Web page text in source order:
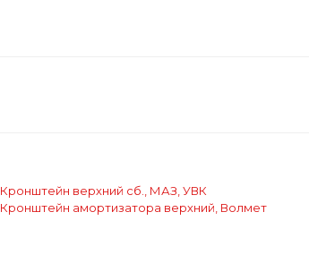
Кронштейн верхний сб., МАЗ, УВК
Кронштейн амортизатора верхний, Волмет